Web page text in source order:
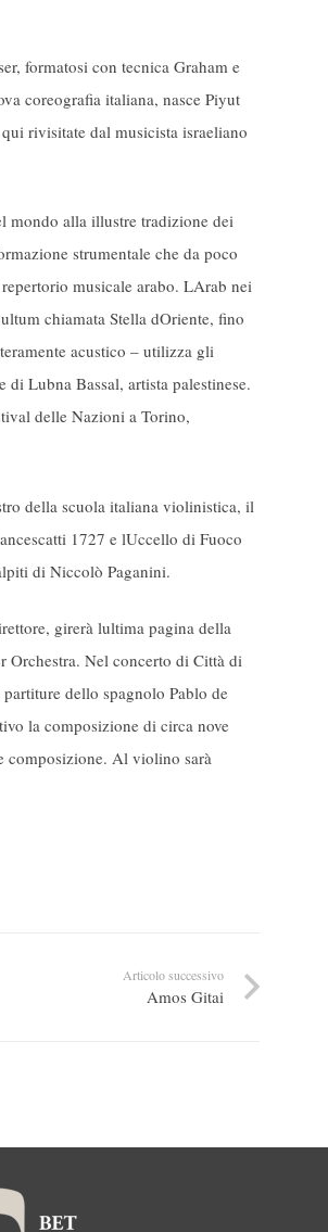
formatosi con tecnica Graham e
coreografia italiana, nasce Piyut
rivisitate dal musicista israeliano
mondo alla illustre tradizione dei
strumentale che da poco
musicale arabo. LArab nei
chiamata Stella dOriente, fino
acustico – utilizza gli
Lubna Bassal, artista palestinese.
delle Nazioni a Torino,
della scuola italiana violinistica, il
1727 e lUccello di Fuoco
di Niccolò Paganini.
girerà lultima pagina della
Orchestra. Nel concerto di Città di
dello spagnolo Pablo de
la composizione di circa nove
composizione. Al violino sarà
Articolo successivo
Amos Gitai